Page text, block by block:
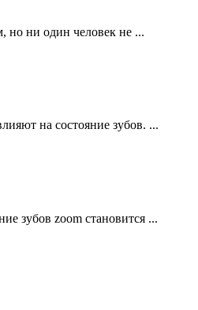
но ни один человек не ...
на состояние зубов. ...
зубов zoom становится ...